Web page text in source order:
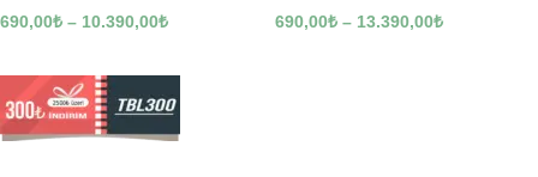
690,00₺ – 10.390,00₺ 690,00₺ – 13.390,00₺